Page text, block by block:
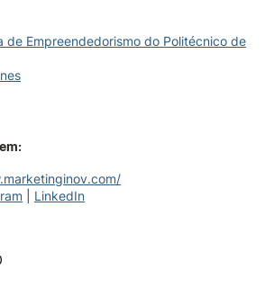
de Empreendedorismo do Politécnico de
LinkedIn